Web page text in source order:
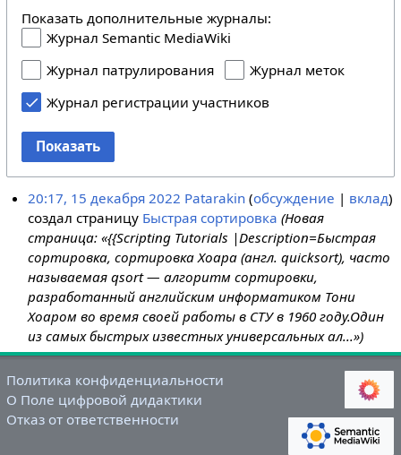
Показать дополнительные журналы:
Журнал Semantic MediaWiki
Журнал патрулирования
Журнал меток
Журнал регистрации участников
Показать
20:17, 15 декабря 2022 Patarakin обсуждение
вклад
создал страницу Быстрая сортировка (Новая
страница: «{{Scripting Tutorials |Description=Быстрая
сортировка, сортировка Хоара (англ. quicksort), часто
называемая qsort — алгоритм сортировки,
разработанный английским информатиком Тони
Хоаром во время своей работы в СТУ в 1960 году.Один
из самых быстрых известных универсальных ал...»)
Политика конфиденциальности
О Поле цифровой дидактики
Отказ от ответственности